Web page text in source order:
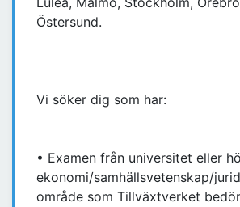
Östersund.
Vi söker dig som har:
• Examen från universitet eller
ekonomi/samhällsvetenskap/
område som Tillväxtverket